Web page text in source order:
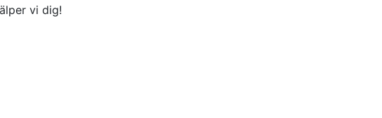
vi dig!